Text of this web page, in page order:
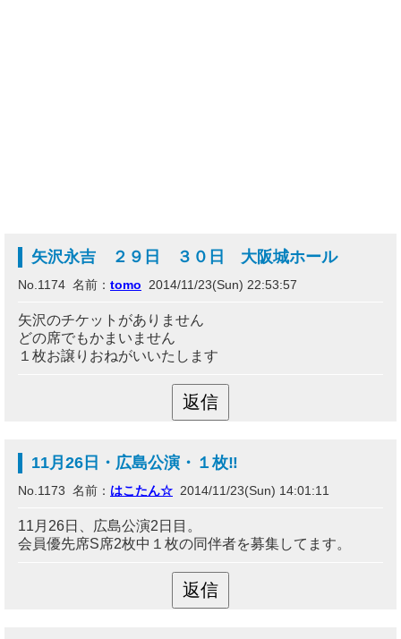
矢沢永吉 ２９日 ３０日 大阪城ホール
No.1174 名前： tomo 2014/11/23(Sun) 22:53:57
矢沢のチケットがありません
どの席でもかまいません
１枚お譲りおねがいいたします
11月26日・広島公演・１枚‼︎
No.1173 名前： はこたん☆ 2014/11/23(Sun) 14:01:11
11月26日、広島公演2日目。
会員優先席S席2枚中１枚の同伴者を募集してます。